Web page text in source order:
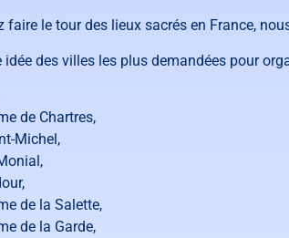
faire le tour des lieux sacrés en France,
des villes les plus demandées pour
de Chartres,
Michel,
ial,
our,
de la Salette,
de la Garde,